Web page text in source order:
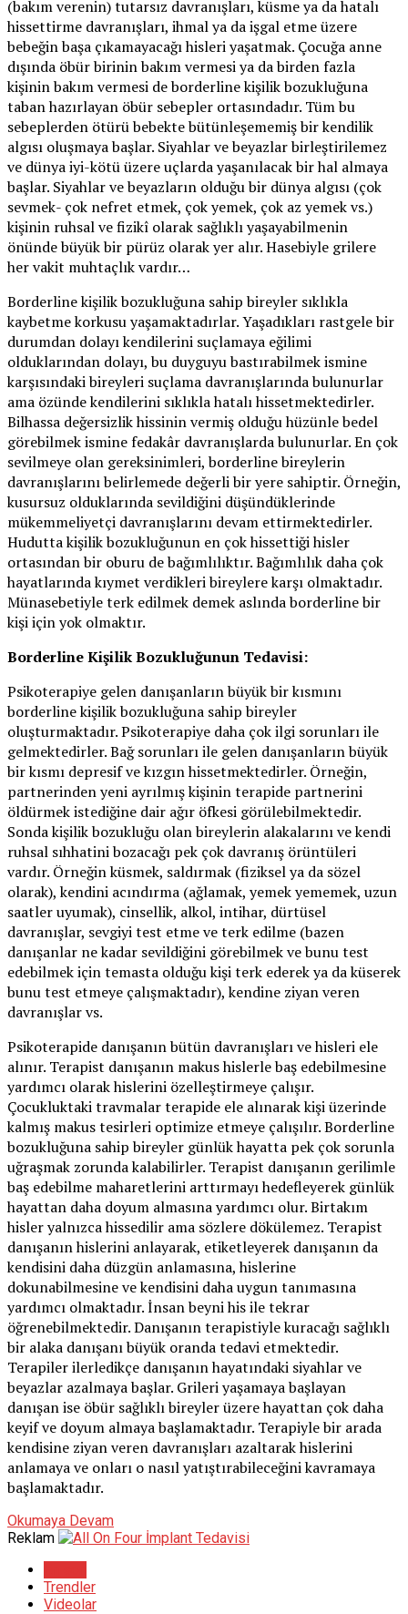
(bakım verenin) tutarsız davranışları, küsme ya da hatalı
hissettirme davranışları, ihmal ya da işgal etme üzere
bebeğin başa çıkamayacağı hisleri yaşatmak. Çocuğa anne
dışında öbür birinin bakım vermesi ya da birden fazla
kişinin bakım vermesi de borderline kişilik bozukluğuna
taban hazırlayan öbür sebepler ortasındadır. Tüm bu
sebeplerden ötürü bebekte bütünleşememiş bir kendilik
algısı oluşmaya başlar. Siyahlar ve beyazlar birleştirilemez
ve dünya iyi-kötü üzere uçlarda yaşanılacak bir hal almaya
başlar. Siyahlar ve beyazların olduğu bir dünya algısı (çok
sevmek- çok nefret etmek, çok yemek, çok az yemek vs.)
kişinin ruhsal ve fizikî olarak sağlıklı yaşayabilmenin
önünde büyük bir pürüz olarak yer alır. Hasebiyle grilere
her vakit muhtaçlık vardır…
Borderline kişilik bozukluğuna sahip bireyler sıklıkla
kaybetme korkusu yaşamaktadırlar. Yaşadıkları rastgele bir
durumdan dolayı kendilerini suçlamaya eğilimi
olduklarından dolayı, bu duyguyu bastırabilmek ismine
karşısındaki bireyleri suçlama davranışlarında bulunurlar
ama özünde kendilerini sıklıkla hatalı hissetmektedirler.
Bilhassa değersizlik hissinin vermiş olduğu hüzünle bedel
görebilmek ismine fedakâr davranışlarda bulunurlar. En çok
sevilmeye olan gereksinimleri, borderline bireylerin
davranışlarını belirlemede değerli bir yere sahiptir. Örneğin,
kusursuz olduklarında sevildiğini düşündüklerinde
mükemmeliyetçi davranışlarını devam ettirmektedirler.
Hudutta kişilik bozukluğunun en çok hissettiği hisler
ortasından bir oburu de bağımlılıktır. Bağımlılık daha çok
hayatlarında kıymet verdikleri bireylere karşı olmaktadır.
Münasebetiyle terk edilmek demek aslında borderline bir
kişi için yok olmaktır.
Borderline Kişilik Bozukluğunun Tedavisi:
Psikoterapiye gelen danışanların büyük bir kısmını
borderline kişilik bozukluğuna sahip bireyler
oluşturmaktadır. Psikoterapiye daha çok ilgi sorunları ile
gelmektedirler. Bağ sorunları ile gelen danışanların büyük
bir kısmı depresif ve kızgın hissetmektedirler. Örneğin,
partnerinden yeni ayrılmış kişinin terapide partnerini
öldürmek istediğine dair ağır öfkesi görülebilmektedir.
Sonda kişilik bozukluğu olan bireylerin alakalarını ve kendi
ruhsal sıhhatini bozacağı pek çok davranış örüntüleri
vardır. Örneğin küsmek, saldırmak (fiziksel ya da sözel
olarak), kendini acındırma (ağlamak, yemek yememek, uzun
saatler uyumak), cinsellik, alkol, intihar, dürtüsel
davranışlar, sevgiyi test etme ve terk edilme (bazen
danışanlar ne kadar sevildiğini görebilmek ve bunu test
edebilmek için temasta olduğu kişi terk ederek ya da küserek
bunu test etmeye çalışmaktadır), kendine ziyan veren
davranışlar vs.
Psikoterapide danışanın bütün davranışları ve hisleri ele
alınır. Terapist danışanın makus hislerle baş edebilmesine
yardımcı olarak hislerini özelleştirmeye çalışır.
Çocukluktaki travmalar terapide ele alınarak kişi üzerinde
kalmış makus tesirleri optimize etmeye çalışılır. Borderline
bozukluğuna sahip bireyler günlük hayatta pek çok sorunla
uğraşmak zorunda kalabilirler. Terapist danışanın gerilimle
baş edebilme maharetlerini arttırmayı hedefleyerek günlük
hayattan daha doyum almasına yardımcı olur. Birtakım
hisler yalnızca hissedilir ama sözlere dökülemez. Terapist
danışanın hislerini anlayarak, etiketleyerek danışanın da
kendisini daha düzgün anlamasına, hislerine
dokunabilmesine ve kendisini daha uygun tanımasına
yardımcı olmaktadır. İnsan beyni his ile tekrar
öğrenebilmektedir. Danışanın terapistiyle kuracağı sağlıklı
bir alaka danışanı büyük oranda tedavi etmektedir.
Terapiler ilerledikçe danışanın hayatındaki siyahlar ve
beyazlar azalmaya başlar. Grileri yaşamaya başlayan
danışan ise öbür sağlıklı bireyler üzere hayattan çok daha
keyif ve doyum almaya başlamaktadır. Terapiyle bir arada
kendisine ziyan veren davranışları azaltarak hislerini
anlamaya ve onları o nasıl yatıştırabileceğini kavramaya
başlamaktadır.
Okumaya Devam
Reklam
Trendler
Videolar